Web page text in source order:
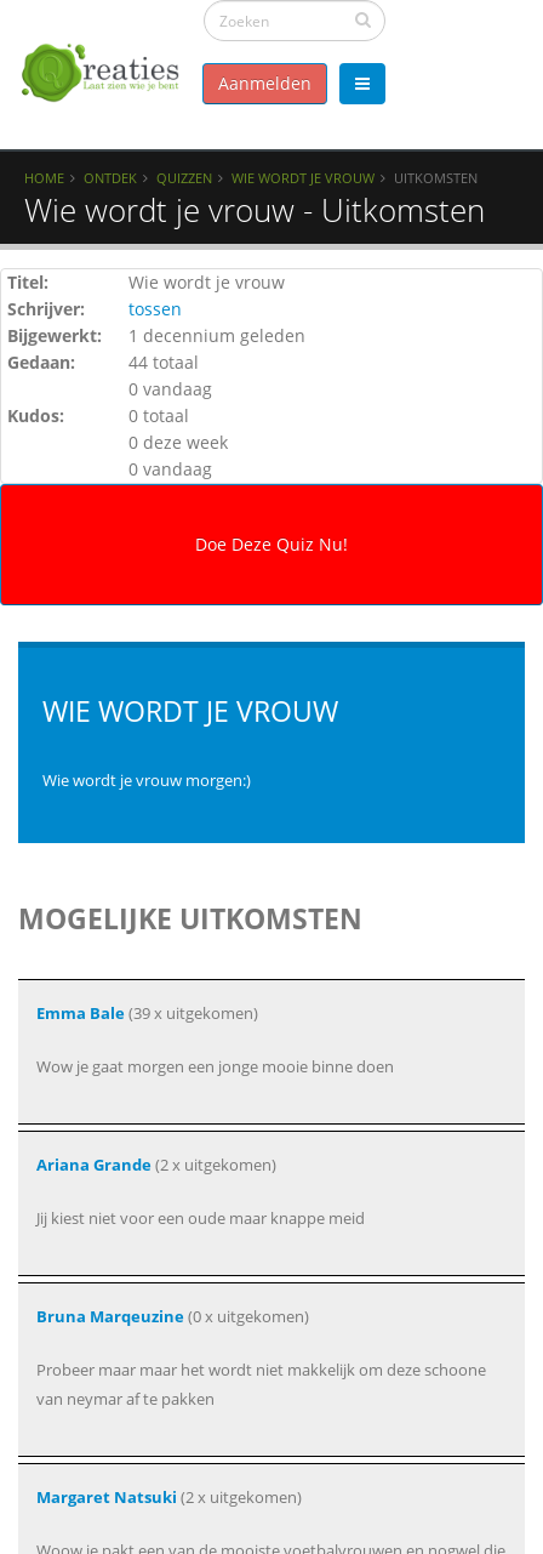
Aanmelden
HOME ONTDEK QUIZZEN WIE WORDT JE VROUW UITKOMSTEN
Wie wordt je vrouw - Uitkomsten
Titel:
Wie wordt je vrouw
Schrijver:
tossen
Bijgewerkt:
1 decennium geleden
Gedaan:
44 totaal
0 vandaag
Kudos:
0 totaal
0 deze week
0 vandaag
WIE WORDT JE VROUW
Wie wordt je vrouw morgen:)
MOGELIJKE UITKOMSTEN
Emma Bale(39 x uitgekomen)
Wow je gaat morgen een jonge mooie binne doen
Ariana Grande(2 x uitgekomen)
Jij kiest niet voor een oude maar knappe meid
Bruna Marqeuzine(0 x uitgekomen)
Probeer maar maar het wordt niet makkelijk om deze schoone
van neymar af te pakken
Margaret Natsuki (2 x uitgekomen)